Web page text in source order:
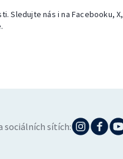
Sledujte nás i na Facebooku, X,
sociálních sítích: